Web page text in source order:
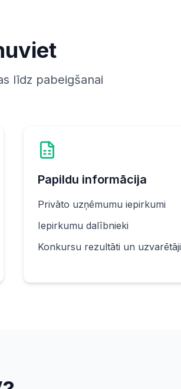
līdz pabeigšanai
Papildu informācija
Privāto uzņēmumu iepirkumi
Iepirkumu dalībnieki
Konkursu rezultāti un uzvarētāji